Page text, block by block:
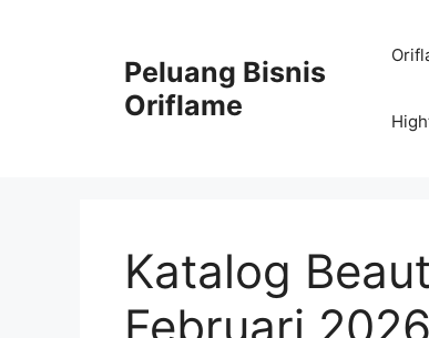
Peluang Bisnis
Oriflame
Katalog
Februari